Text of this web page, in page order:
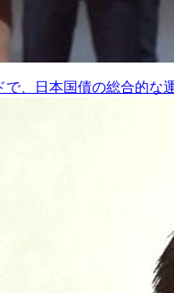
、日本国債の総合的